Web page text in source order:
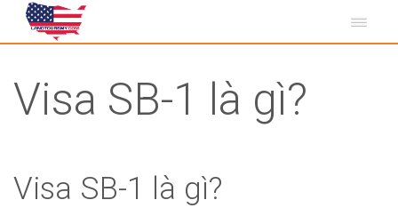
Visa SB-1 là gì?
Visa SB-1 là gì?